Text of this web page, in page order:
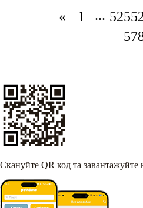
« 1 ... 525
Скануйте QR код та завантажуйте